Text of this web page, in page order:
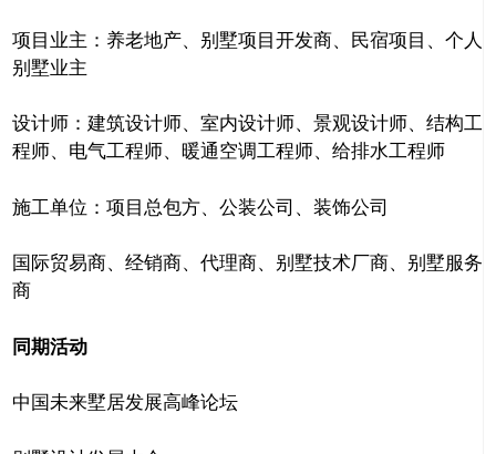
项目业主：养老地产、别墅项目开发商、民宿项目、个人
别墅业主
设计师：建筑设计师、室内设计师、景观设计师、结构工
程师、电气工程师、暖通空调工程师、给排水工程师
施工单位：项目总包方、公装公司、装饰公司
国际贸易商、经销商、代理商、别墅技术厂商、别墅服务
商
同期活动
中国未来墅居发展高峰论坛